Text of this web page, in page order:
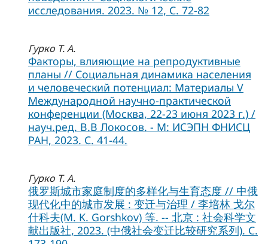
исследования. 2023. № 12, C. 72-82
Гурко Т. А.
Факторы, влияющие на репродуктивные
планы // Социальная динамика населения
и человеческий потенциал: Материалы V
Международной научно-практической
конференции (Москва, 22-23 июня 2023 г.) /
науч.ред. В.В Локосов. - М: ИСЭПН ФНИСЦ
РАН, 2023. С. 41-44.
Гурко Т. А.
俄罗斯城市家庭制度的多样化与生育态度 // 中俄
现代化中的城市发展 : 变迁与治理 / 李培林 戈尔
什科夫(M. K. Gorshkov) 等. -- 北京 : 社会科学文
献出版社, 2023. (中俄社会变迁比较研究系列). C.